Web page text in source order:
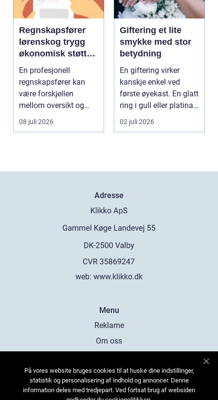
Regnskapsfører
lørenskog trygg
økonomisk støtte i
hverdagen
En profesjonell
regnskapsfører kan
være forskjellen
mellom oversikt og
kaos i bedriftens
økonomi. Fo...
08 juli 2026
Giftering et lite
smykke med stor
betydning
En giftering virker
kanskje enkel ved
første øyekast. En glatt
ring i gull eller platina,
som sjelde...
02 juli 2026
Adresse
web: www.klikko.dk
Menu
Reklame
Om oss
Kontakt Oss
Sitemap
På vores website bruges cookies til at huske dine indstillinger,
statistik og personalisering af indhold og annoncer. Denne
information deles med tredjepart. Ved fortsat brug af websiden